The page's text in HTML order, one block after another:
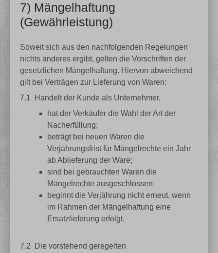
7) Mängelhaftung
(Gewährleistung)
Soweit sich aus den nachfolgenden Regelungen
nichts anderes ergibt, gelten die Vorschriften der
gesetzlichen Mängelhaftung. Hiervon abweichend
gilt bei Verträgen zur Lieferung von Waren:
7.1
Handelt der Kunde als Unternehmer,
hat der Verkäufer die Wahl der Art der
Nacherfüllung;
beträgt bei neuen Waren die
Verjährungsfrist für Mängelrechte ein Jahr
ab Ablieferung der Ware;
sind bei gebrauchten Waren die
Mängelrechte ausgeschlossen;
beginnt die Verjährung nicht erneut, wenn
im Rahmen der Mängelhaftung eine
Ersatzlieferung erfolgt.
7.2
Die vorstehend geregelten